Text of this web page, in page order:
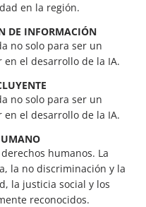
en la región.
DE INFORMACIÓN
no solo para ser un
el desarrollo de la IA.
no solo para ser un
el desarrollo de la IA.
humanos. La
la no discriminación y la
la justicia social y los
reconocidos.